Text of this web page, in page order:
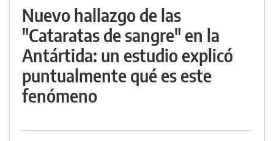
Nuevo hallazgo de las
"Cataratas de sangre" en la
Antártida: un estudio explicó
puntualmente qué es este
fenómeno